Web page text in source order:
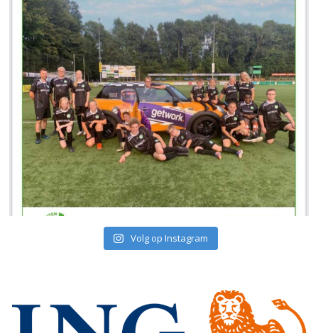
Volg op Instagram